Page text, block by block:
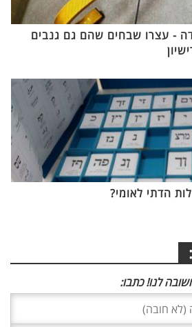
- עצרו שבחים שהם גם גנבים
הדתי לאומי?
לנו! כתבו: